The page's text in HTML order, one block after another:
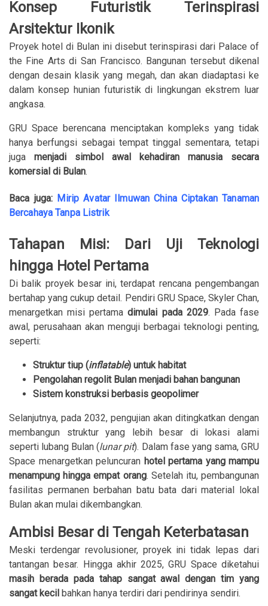
Konsep Futuristik Terinspirasi
Arsitektur Ikonik
Proyek hotel di Bulan ini disebut terinspirasi dari Palace of
the Fine Arts di San Francisco. Bangunan tersebut dikenal
dengan desain klasik yang megah, dan akan diadaptasi ke
dalam konsep hunian futuristik di lingkungan ekstrem luar
angkasa.
GRU Space berencana menciptakan kompleks yang tidak
hanya berfungsi sebagai tempat tinggal sementara, tetapi
juga menjadi simbol awal kehadiran manusia secara
komersial di Bulan.
Baca juga: Mirip Avatar Ilmuwan China Ciptakan Tanaman
Bercahaya Tanpa Listrik
Tahapan Misi: Dari Uji Teknologi
hingga Hotel Pertama
Di balik proyek besar ini, terdapat rencana pengembangan
bertahap yang cukup detail. Pendiri GRU Space, Skyler Chan,
menargetkan misi pertama dimulai pada 2029. Pada fase
awal, perusahaan akan menguji berbagai teknologi penting,
seperti:
Struktur tiup (inflatable) untuk habitat
Pengolahan regolit Bulan menjadi bahan bangunan
Sistem konstruksi berbasis geopolimer
Selanjutnya, pada 2032, pengujian akan ditingkatkan dengan
membangun struktur yang lebih besar di lokasi alami
seperti lubang Bulan (lunar pit). Dalam fase yang sama, GRU
Space menargetkan peluncuran hotel pertama yang mampu
menampung hingga empat orang. Setelah itu, pembangunan
fasilitas permanen berbahan batu bata dari material lokal
Bulan akan mulai dikembangkan.
Ambisi Besar di Tengah Keterbatasan
Meski terdengar revolusioner, proyek ini tidak lepas dari
tantangan besar. Hingga akhir 2025, GRU Space diketahui
masih berada pada tahap sangat awal dengan tim yang
sangat kecil bahkan hanya terdiri dari pendirinya sendiri.